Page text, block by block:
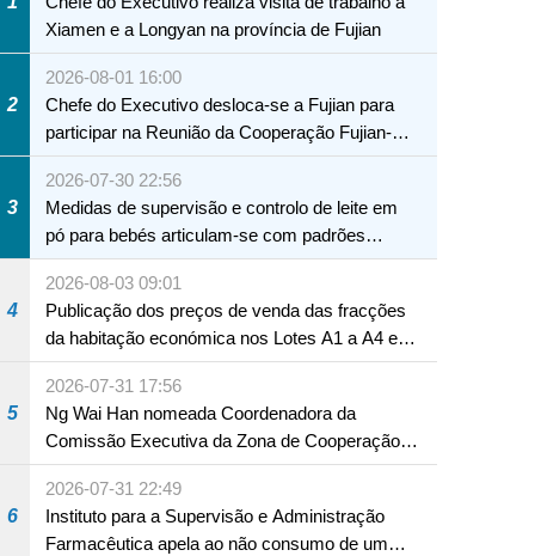
Xiamen e a Longyan na província de Fujian
2
2026-08-01 16:00
Chefe do Executivo desloca-se a Fujian para
participar na Reunião da Cooperação Fujian-
Macau
3
2026-07-30 22:56
Medidas de supervisão e controlo de leite em
pó para bebés articulam-se com padrões
internacionais Serviços interdepartamentais
envidam esforços para assegurar a saúde dos
bebés e crianças, assim como a segurança
alimentar
4
2026-08-03 09:01
Publicação dos preços de venda das fracções
da habitação económica nos Lotes A1 a A4 e
A12 da Zona A dos Novos Aterros
5
2026-07-31 17:56
Ng Wai Han nomeada Coordenadora da
Comissão Executiva da Zona de Cooperação
Aprofundada entre Guangdong e Macau em
Hengqin
6
2026-07-31 22:49
Instituto para a Supervisão e Administração
Farmacêutica apela ao não consumo de um